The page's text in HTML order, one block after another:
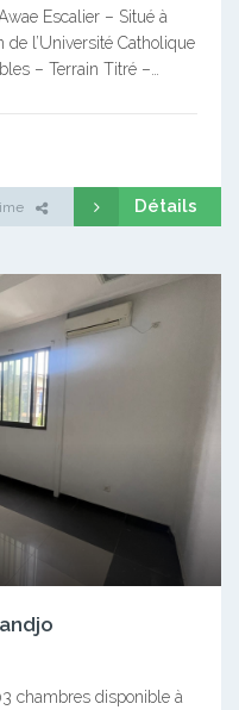
Escalier – Situé à
l’Université Catholique
– Terrain Titré –…
Détails
chambres disponible à